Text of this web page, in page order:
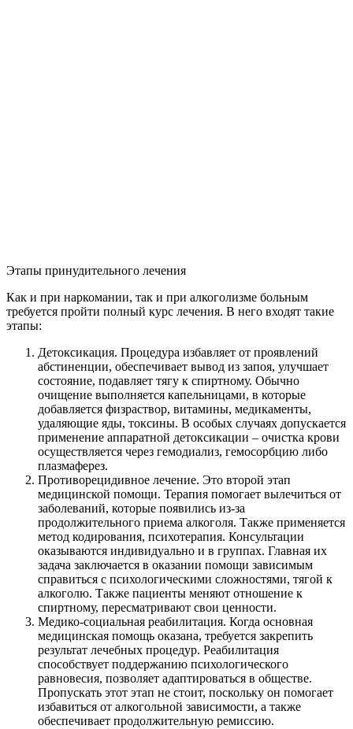
Этапы принудительного лечения
Как и при наркомании, так и при алкоголизме больным
требуется пройти полный курс лечения. В него входят такие
этапы:
Детоксикация. Процедура избавляет от проявлений
абстиненции, обеспечивает вывод из запоя, улучшает
состояние, подавляет тягу к спиртному. Обычно
очищение выполняется капельницами, в которые
добавляется физраствор, витамины, медикаменты,
удаляющие яды, токсины. В особых случаях допускается
применение аппаратной детоксикации – очистка крови
осуществляется через гемодиализ, гемосорбцию либо
плазмаферез.
Противорецидивное лечение. Это второй этап
медицинской помощи. Терапия помогает вылечиться от
заболеваний, которые появились из-за
продолжительного приема алкоголя. Также применяется
метод кодирования, психотерапия. Консультации
оказываются индивидуально и в группах. Главная их
задача заключается в оказании помощи зависимым
справиться с психологическими сложностями, тягой к
алкоголю. Также пациенты меняют отношение к
спиртному, пересматривают свои ценности.
Медико-социальная реабилитация. Когда основная
медицинская помощь оказана, требуется закрепить
результат лечебных процедур. Реабилитация
способствует поддержанию психологического
равновесия, позволяет адаптироваться в обществе.
Пропускать этот этап не стоит, поскольку он помогает
избавиться от алкогольной зависимости, а также
обеспечивает продолжительную ремиссию.